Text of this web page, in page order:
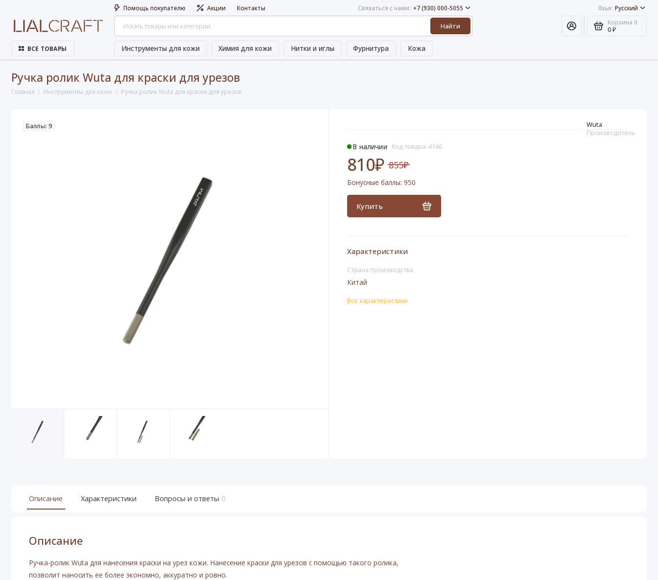
Помощь покупателю Акции Контакты Связаться с нами: +7 (930) 000-5055 Язык Русский
Найти Корзина 0
0 ₽
ВСЕ ТОВАРЫ Инструменты для кожи Химия для кожи Нитки и иглы Фурнитура Кожа
Ручка ролик Wuta для краски для урезов
Главная Инструменты для кожи Ручка ролик Wuta для краски для урезов
Баллы: 9
В наличии Код товара: 4146
Wuta
Производитель
810₽ 855₽
Бонусные баллы: 950
Купить
Характеристики
Страна производства
Китай
Все характеристики
Описание Характеристики Вопросы и ответы 0
Описание
Ручка-ролик Wuta для нанесения краски на урез кожи. Нанесение краски для урезов с помощью такого ролика,
позволит наносить ее более экономно, аккуратно и ровно.